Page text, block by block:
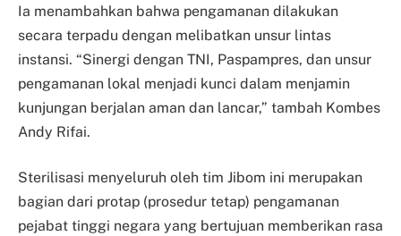
Ia menambahkan bahwa pengamanan dilakukan
secara terpadu dengan melibatkan unsur lintas
instansi. “Sinergi dengan TNI, Paspampres, dan unsur
pengamanan lokal menjadi kunci dalam menjamin
kunjungan berjalan aman dan lancar,” tambah Kombes
Andy Rifai.
Sterilisasi menyeluruh oleh tim Jibom ini merupakan
bagian dari protap (prosedur tetap) pengamanan
pejabat tinggi negara yang bertujuan memberikan rasa